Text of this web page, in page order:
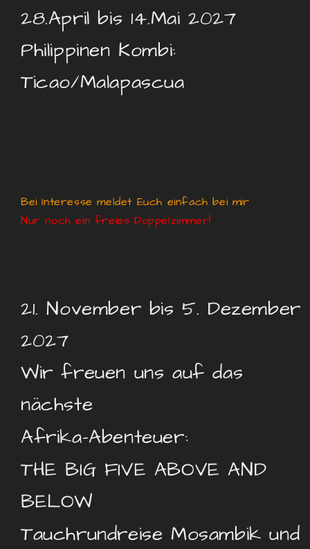
28.April bis 14.Mai 2027
Philippinen Kombi:
Ticao/Malapascua
Bei Interesse meldet Euch einfach bei mir
Nur noch ein freies Doppelzimmer!
21. November bis 5. Dezember
2027
Wir freuen uns auf das
nächste
Afrika-Abenteuer:
THE BIG FIVE ABOVE AND
BELOW
Tauchrundreise Mosambik und